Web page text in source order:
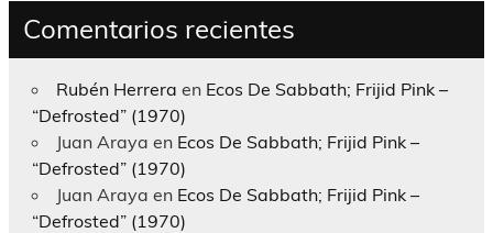
Comentarios recientes
Rubén Herrera en Ecos De Sabbath; Frijid Pink –
“Defrosted” (1970)
Juan Araya en Ecos De Sabbath; Frijid Pink –
“Defrosted” (1970)
Juan Araya en Ecos De Sabbath; Frijid Pink –
“Defrosted” (1970)